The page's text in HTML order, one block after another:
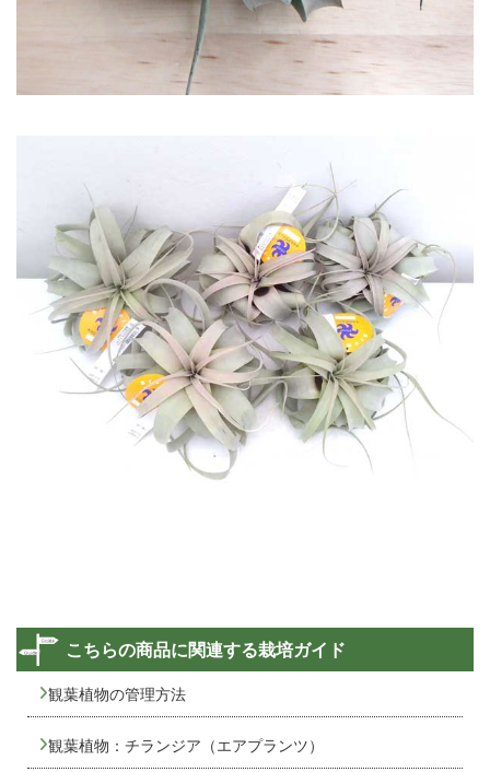
こちらの商品に関連する栽培ガイド
観葉植物の管理方法
観葉植物：チランジア（エアプランツ）